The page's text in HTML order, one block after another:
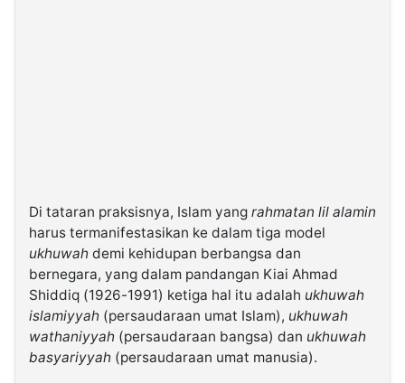
Di tataran praksisnya, Islam yang rahmatan lil alamin
harus termanifestasikan ke dalam tiga model
ukhuwah demi kehidupan berbangsa dan
bernegara, yang dalam pandangan Kiai Ahmad
Shiddiq (1926-1991) ketiga hal itu adalah ukhuwah
islamiyyah (persaudaraan umat Islam), ukhuwah
wathaniyyah (persaudaraan bangsa) dan ukhuwah
basyariyyah (persaudaraan umat manusia).